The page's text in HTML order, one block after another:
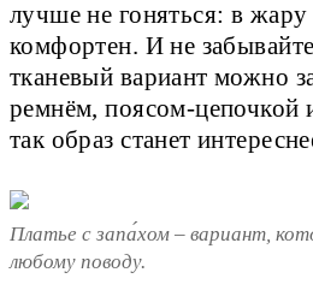
лучше не гоняться: в жару
комфортен. И не
тканевый вариант можно
ремнём, поясом-цепочкой
так образ станет
Платье с запа́хом – вариант,
любому поводу.